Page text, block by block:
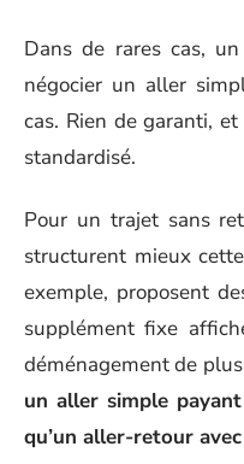
Dans de rares cas,
négocier un aller
cas. Rien de garanti,
standardisé.
Pour un trajet sans
structurent mieux
exemple, proposent
supplément fixe
déménagement de
un aller simple
qu’un aller-retour